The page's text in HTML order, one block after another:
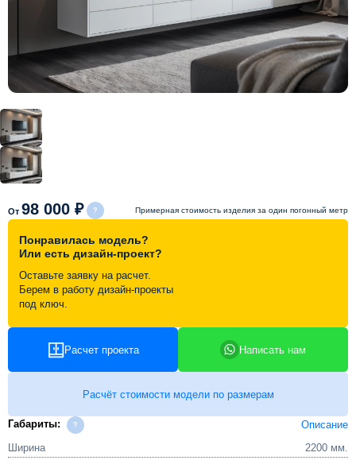
Схема работы
Акции и скидки
Портфолио
Видеоотзывы
Контакты
От 98 000 ₽ Примерная стоимость изделия за один погонный метр
Понравилась модель?
Или есть дизайн-проект?
Оставьте заявку на расчет.
Берем в работу дизайн-проекты
под ключ.
Расчет проекта Написать нам
Расчёт стоимости модели по размерам
Габариты:
Описание
Ширина
2200 мм.